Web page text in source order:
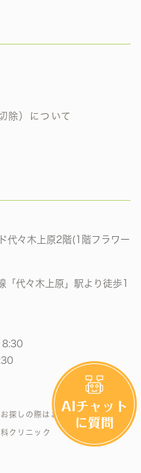
除）について
代々木上原2階(1階フラワー
「代々木上原」駅より徒歩1
探しの際はお気軽にお問い合わ
クリニック